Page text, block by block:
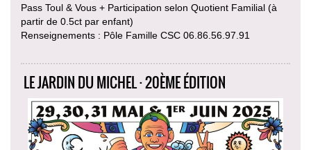
Pass Toul & Vous + Participation selon Quotient Familial (à
partir de 0.5ct par enfant)
Renseignements : Pôle Famille CSC 06.86.56.97.91
LE JARDIN DU MICHEL · 20ÈME ÉDITION